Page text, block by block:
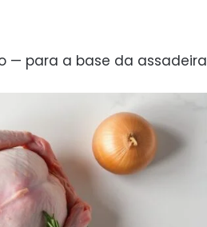
— para a base da assadeira